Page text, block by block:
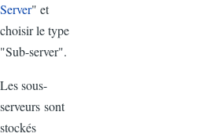
Server" et
choisir le type
"Sub-server".
Les sous-
serveurs sont
stockés